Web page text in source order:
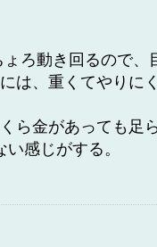
ろ動き回るので、
は、重くてやりに
ら金があっても足
感じがする。